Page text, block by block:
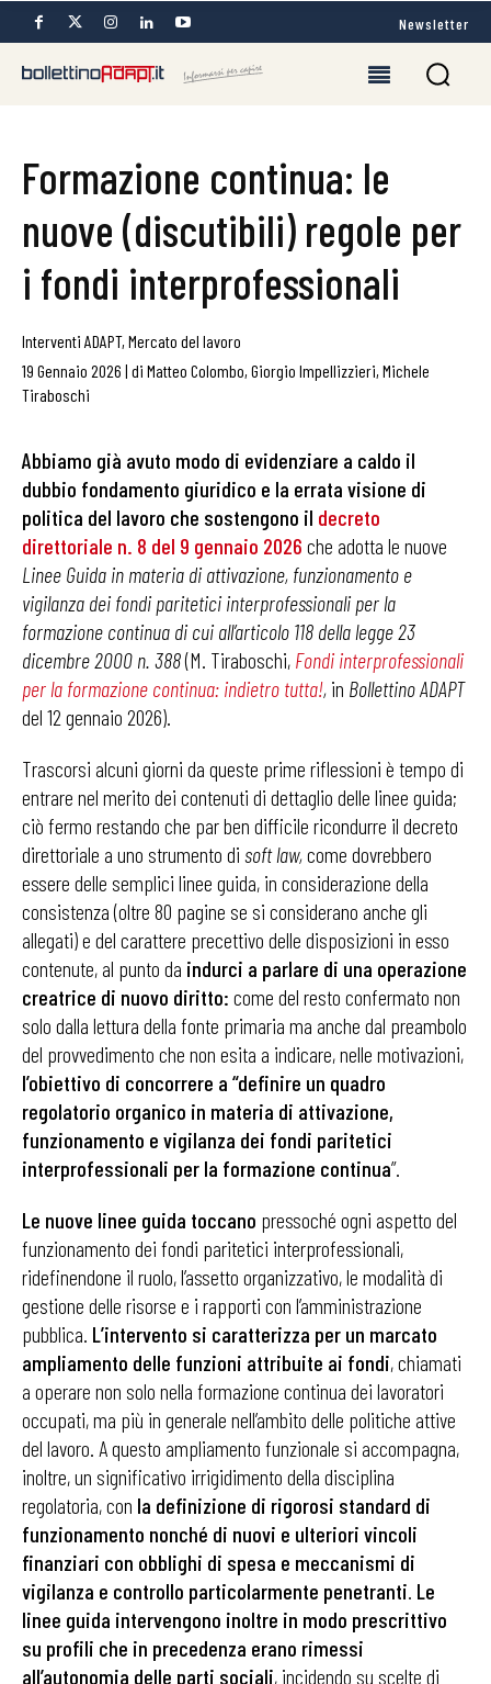
Newsletter
Formazione continua: le
nuove (discutibili) regole per
i fondi interprofessionali
Interventi ADAPT, Mercato del lavoro
19 Gennaio 2026 | di Matteo Colombo, Giorgio Impellizzieri, Michele
Tiraboschi
Abbiamo già avuto modo di evidenziare a caldo il
dubbio fondamento giuridico e la errata visione di
politica del lavoro che sostengono il decreto
direttoriale n. 8 del 9 gennaio 2026 che adotta le nuove
Linee Guida in materia di attivazione, funzionamento e
vigilanza dei fondi paritetici interprofessionali per la
formazione continua di cui all’articolo 118 della legge 23
dicembre 2000 n. 388(M. Tiraboschi, Fondi interprofessionali
per la formazione continua: indietro tutta!, in Bollettino ADAPT
del 12 gennaio 2026).
Trascorsi alcuni giorni da queste prime riflessioni è tempo di
entrare nel merito dei contenuti di dettaglio delle linee guida;
ciò fermo restando che par ben difficile ricondurre il decreto
direttoriale a uno strumento di soft law,come dovrebbero
essere delle semplici linee guida, in considerazione della
consistenza (oltre 80 pagine se si considerano anche gli
allegati) e del carattere precettivo delle disposizioni in esso
contenute, al punto da indurci a parlare di una operazione
creatrice di nuovo diritto: come del resto confermato non
solo dalla lettura della fonte primaria ma anche dal preambolo
del provvedimento che non esita a indicare, nelle motivazioni,
l’obiettivo di concorrere a “definire un quadro
regolatorio organico in materia di attivazione,
funzionamento e vigilanza dei fondi paritetici
interprofessionali per la formazione continua”.
Le nuove linee guida toccano pressoché ogni aspetto del
funzionamento dei fondi paritetici interprofessionali,
ridefinendone il ruolo, l’assetto organizzativo, le modalità di
gestione delle risorse e i rapporti con l’amministrazione
pubblica. L’intervento si caratterizza per un marcato
ampliamento delle funzioni attribuite ai fondi, chiamati
a operare non solo nella formazione continua dei lavoratori
occupati, ma più in generale nell’ambito delle politiche attive
del lavoro. A questo ampliamento funzionale si accompagna,
inoltre, un significativo irrigidimento della disciplina
regolatoria, con la definizione di rigorosi standard di
funzionamento nonché di nuovi e ulteriori vincoli
finanziari con obblighi di spesa e meccanismi di
vigilanza e controllo particolarmente penetranti. Le
linee guida intervengono inoltre in modo prescrittivo
su profili che in precedenza erano rimessi
all’autonomia delle parti sociali, incidendo su scelte di